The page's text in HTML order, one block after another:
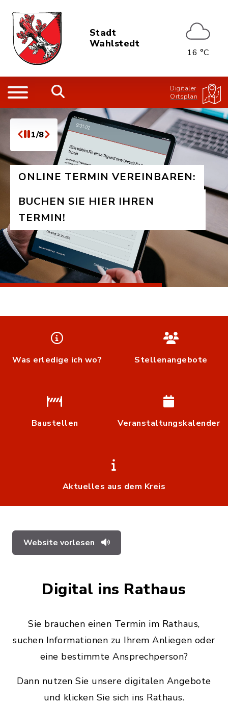
Stadt
Wahlstedt
16 °C
Digitaler
Ortsplan
ONLINE TERMIN VEREINBAREN:
BUCHEN SIE HIER IHREN
TERMIN!
Was erledige ich wo? Stellenangebote
Baustellen Veranstaltungskalender
Aktuelles aus dem Kreis
1/8
Website vorlesen
Digital ins Rathaus
Sie brauchen einen Termin im Rathaus,
suchen Informationen zu Ihrem Anliegen oder
eine bestimmte Ansprechperson?
Dann nutzen Sie unsere digitalen Angebote
und klicken Sie sich ins Rathaus.